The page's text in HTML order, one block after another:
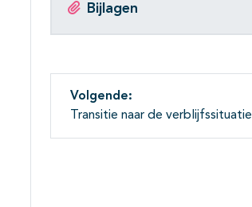
Bijlagen
Volgende:
Transitie naar de verblijfssituatie